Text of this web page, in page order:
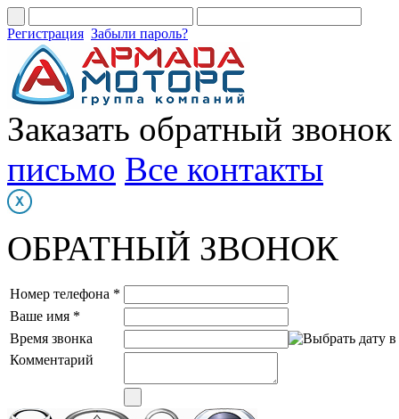
Регистрация Забыли пароль?
Заказать обратный звонок
письмо Все контакты
ОБРАТНЫЙ ЗВОНОК
Номер телефона *
Ваше имя *
Время звонка
Комментарий